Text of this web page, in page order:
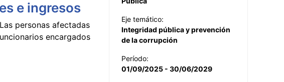
e ingresos
personas afectadas
encargados
Eje temático:
Integridad pública y prevención
de la corrupción
Período:
01/09/2025 - 30/06/2029